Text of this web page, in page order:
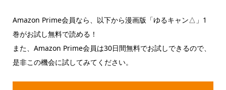
Amazon Prime会員なら、以下から漫画版「ゆるキャン△」1
巻がお試し無料で読める！
また、Amazon Prime会員は30日間無料でお試しできるので、
是非この機会に試してみてください。